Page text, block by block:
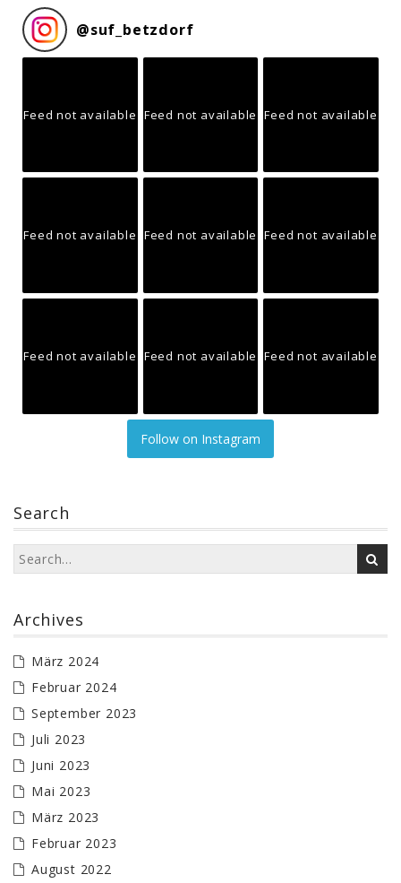
@suf_betzdorf
Feed not available Feed not available Feed not available
Feed not available Feed not available Feed not available
Feed not available Feed not available Feed not available
Follow on Instagram
Search
Archives
März 2024
Februar 2024
September 2023
Juli 2023
Juni 2023
Mai 2023
März 2023
Februar 2023
August 2022